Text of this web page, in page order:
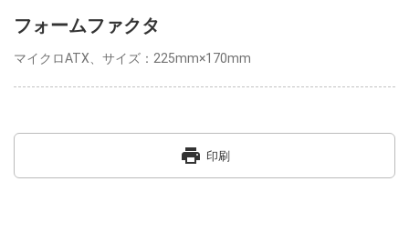
フォームファクタ
マイクロATX、サイズ：225mm×170mm
print 印刷